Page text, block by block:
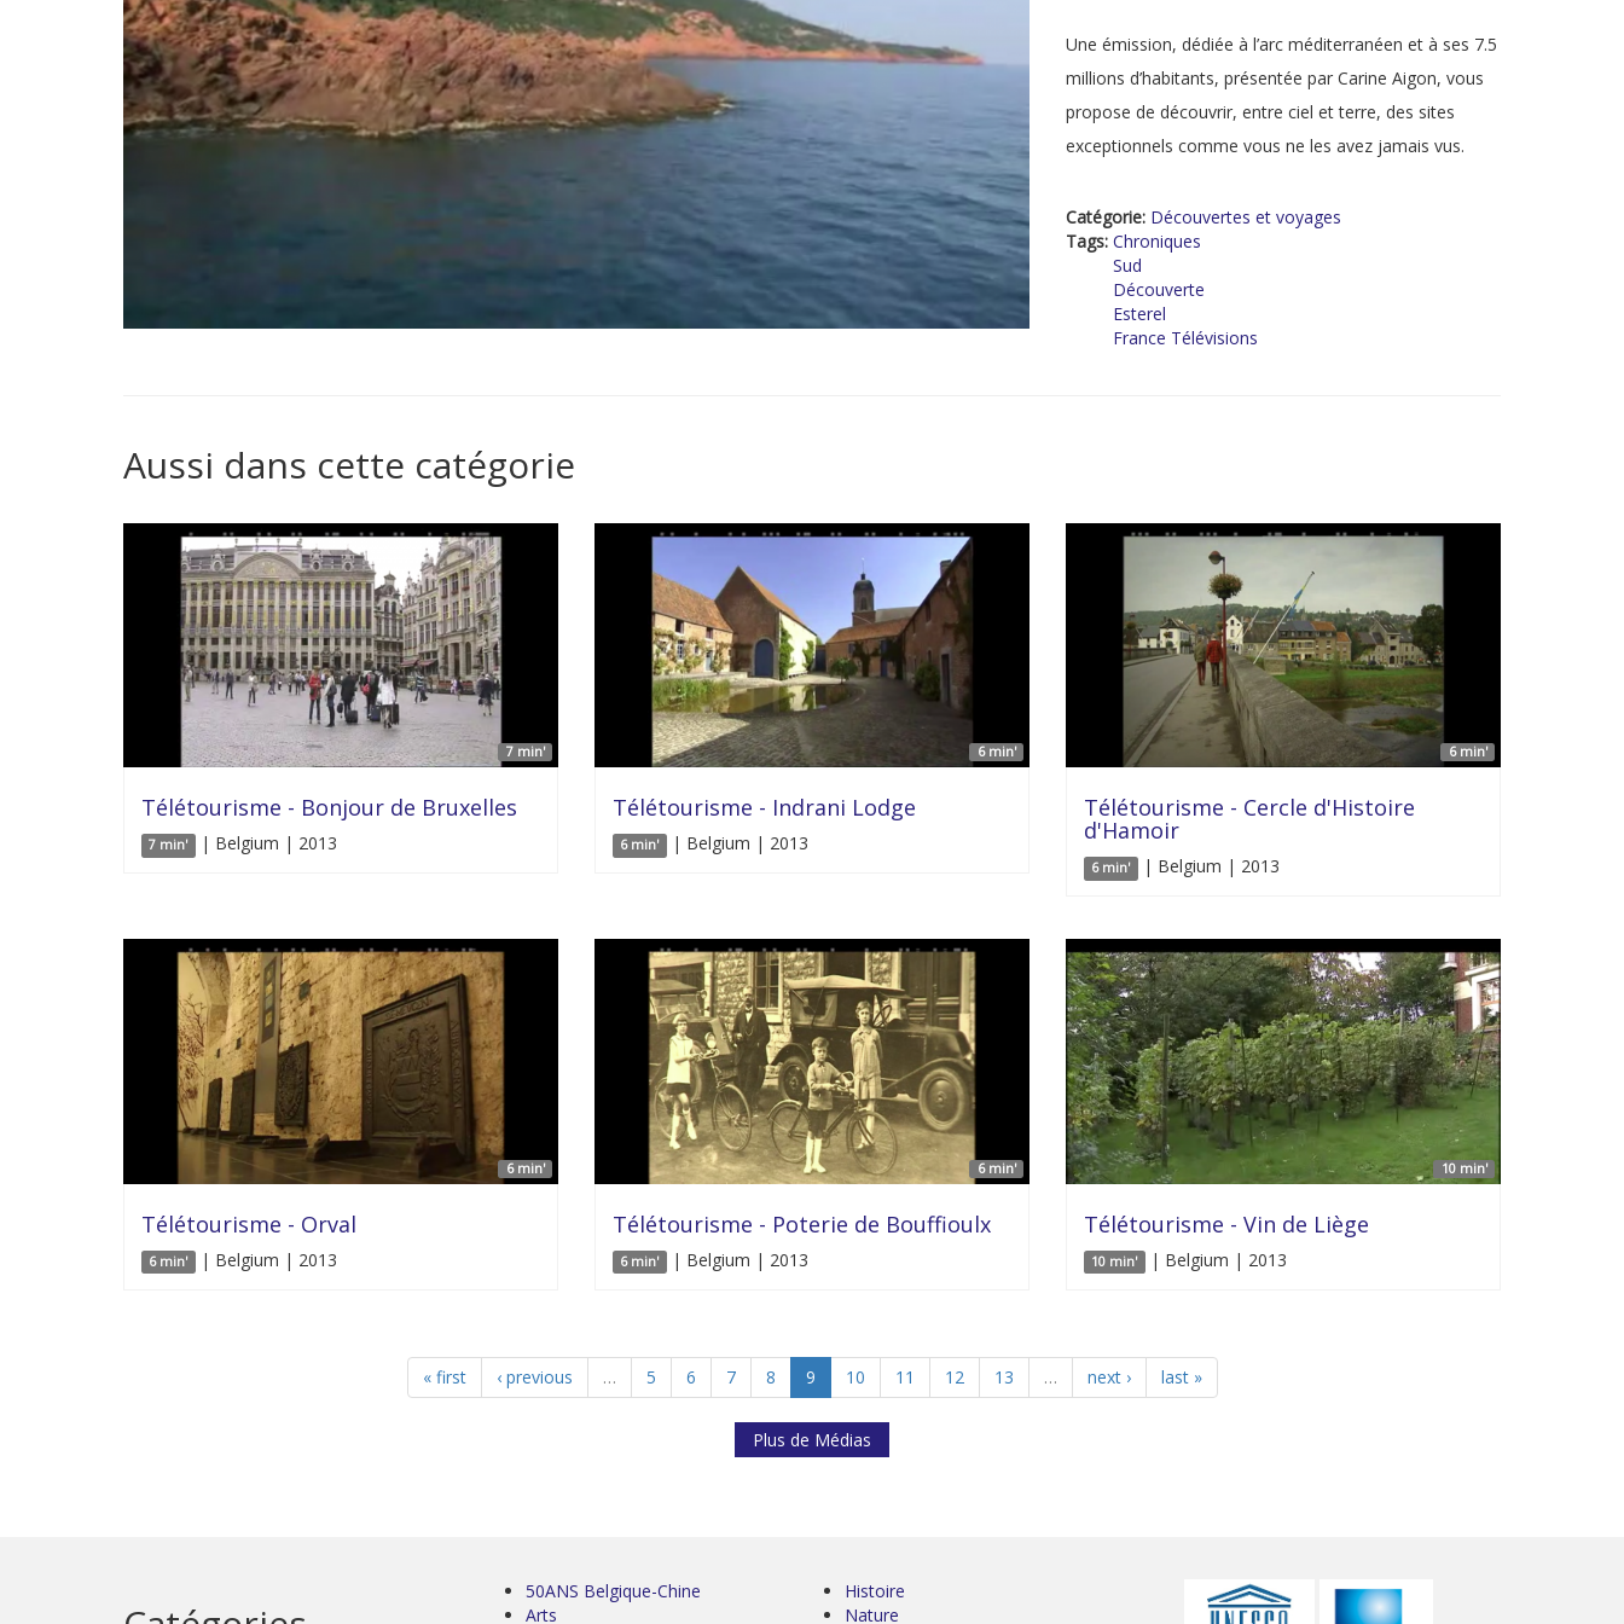
Une émission, dédiée à l’arc méditerranéen et à ses 7.5
millions d’habitants, présentée par Carine Aigon, vous
propose de découvrir, entre ciel et terre, des sites
exceptionnels comme vous ne les avez jamais vus.
Catégorie: Découvertes et voyages
Tags: Chroniques
Sud
Découverte
Esterel
France Télévisions
Aussi dans cette catégorie
7 min'
Télétourisme - Bonjour de Bruxelles
7 min' | Belgium | 2013
6 min'
Télétourisme - Indrani Lodge
6 min' | Belgium | 2013
6 min'
Télétourisme - Cercle d'Histoire
d'Hamoir
6 min' | Belgium | 2013
6 min'
Télétourisme - Orval
6 min' | Belgium | 2013
6 min'
Télétourisme - Poterie de Bouffioulx
6 min' | Belgium | 2013
10 min'
Télétourisme - Vin de Liège
10 min' | Belgium | 2013
« first ‹ previous … 5 6 7 8 9 10 11 12 13 … next › last »
Plus de Médias
50ANS Belgique-Chine
Arts
Histoire
Nature